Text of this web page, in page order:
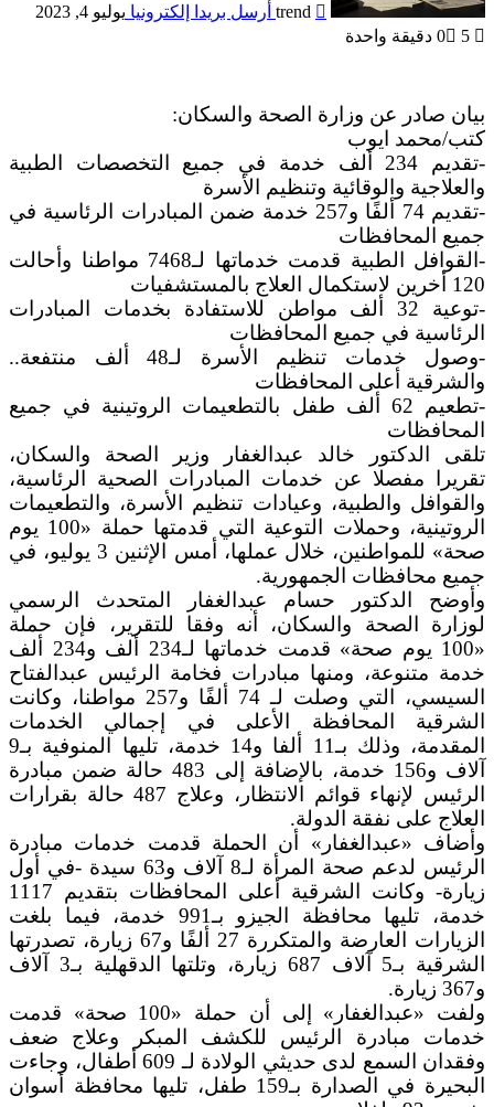
trend أرسل بريدا إلكترونيا يوليو 4, 2023
0
5 دقيقة واحدة
بيان صادر عن وزارة الصحة والسكان:
كتب/محمد ايوب
-تقديم 234 ألف خدمة في جميع التخصصات الطبية
والعلاجية والوقائية وتنظيم الأسرة
-تقديم 74 ألفًا و257 خدمة ضمن المبادرات الرئاسية في
جميع المحافظات
-القوافل الطبية قدمت خدماتها لـ7468 مواطنا وأحالت
120 أخرين لاستكمال العلاج بالمستشفيات
-توعية 32 ألف مواطن للاستفادة بخدمات المبادرات
الرئاسية في جميع المحافظات
-وصول خدمات تنظيم الأسرة لـ48 ألف منتفعة..
والشرقية أعلى المحافظات
-تطعيم 62 ألف طفل بالتطعيمات الروتينية في جميع
المحافظات
تلقى الدكتور خالد عبدالغفار وزير الصحة والسكان،
تقريرا مفصلا عن خدمات المبادرات الصحية الرئاسية،
والقوافل والطبية، وعيادات تنظيم الأسرة، والتطعيمات
الروتينية، وحملات التوعية التي قدمتها حملة «100 يوم
صحة» للمواطنين، خلال عملها، أمس الإثنين 3 يوليو، في
جميع محافظات الجمهورية.
وأوضح الدكتور حسام عبدالغفار المتحدث الرسمي
لوزارة الصحة والسكان، أنه وفقا للتقرير، فإن حملة
«100 يوم صحة» قدمت خدماتها لـ234 ألف و234 ألف
خدمة متنوعة، ومنها مبادرات فخامة الرئيس عبدالفتاح
السيسي، التي وصلت لـ 74 ألفًا و257 مواطنا، وكانت
الشرقية المحافظة الأعلى في إجمالي الخدمات
المقدمة، وذلك بـ11 ألفا و14 خدمة، تليها المنوفية بـ9
آلاف و156 خدمة، بالإضافة إلى 483 حالة ضمن مبادرة
الرئيس لإنهاء قوائم الانتظار، وعلاج 487 حالة بقرارات
العلاج على نفقة الدولة.
وأضاف «عبدالغفار» أن الحملة قدمت خدمات مبادرة
الرئيس لدعم صحة المرأة لـ8 آلاف و63 سيدة -في أول
زيارة- وكانت الشرقية أعلى المحافظات بتقديم 1117
خدمة، تليها محافظة الجيزو بـ991 خدمة، فيما بلغت
الزيارات العارضة والمتكررة 27 ألفًا و67 زيارة، تصدرتها
الشرقية بـ5 آلاف 687 زيارة، وتلتها الدقهلية بـ3 آلاف
و367 زيارة.
ولفت «عبدالغفار» إلى أن حملة «100 صحة» قدمت
خدمات مبادرة الرئيس للكشف المبكر وعلاج ضعف
وفقدان السمع لدى حديثي الولادة لـ 609 أطفال، وجاءت
البحيرة في الصدارة بـ159 طفل، تليها محافظة أسوان